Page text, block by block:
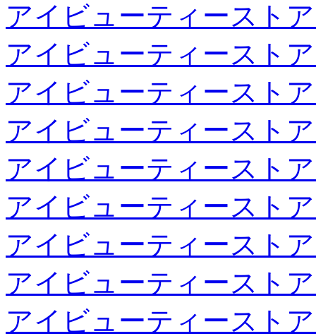
アイビューティースト
アイビューティースト
アイビューティースト
アイビューティースト
アイビューティースト
アイビューティースト
アイビューティースト
アイビューティースト
アイビューティースト